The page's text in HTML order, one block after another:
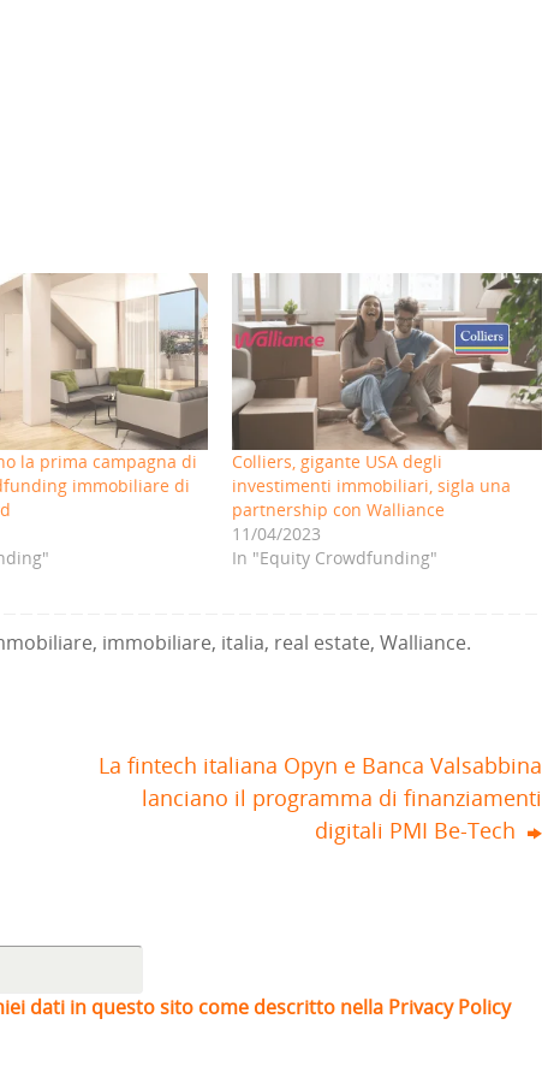
la prima campagna di
immobiliare di
Colliers, gigante USA degli
investimenti immobiliari, sigla una
partnership con Walliance
11/04/2023
In "Equity Crowdfunding"
, immobiliare, italia, real estate,Walliance.
La fintech italiana Opyn e Banca Valsabbina
lanciano il programma di finanziamenti
digitali PMI Be-Tech
dati in questo sito come descritto nella Privacy Policy